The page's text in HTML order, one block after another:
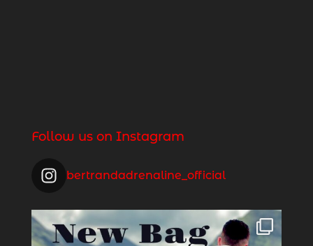
Follow us on Instagram
bertrandadrenaline_official